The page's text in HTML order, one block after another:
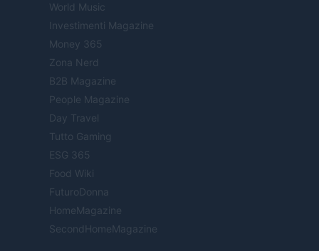
World Music
Investimenti Magazine
Money 365
Zona Nerd
B2B Magazine
People Magazine
Day Travel
Tutto Gaming
ESG 365
Food Wiki
FuturoDonna
HomeMagazine
SecondHomeMagazine